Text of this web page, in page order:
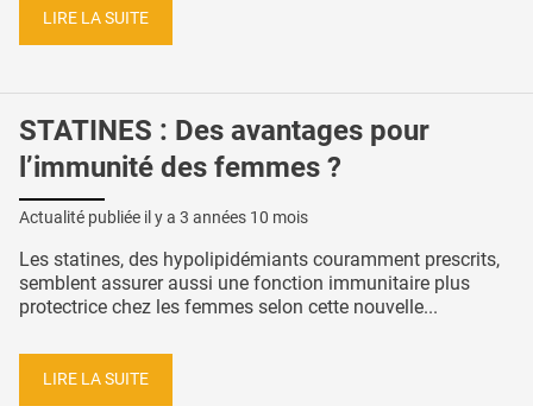
LIRE LA SUITE
STATINES : Des avantages pour
l’immunité des femmes ?
Actualité publiée il y a 3 années 10 mois
Les statines, des hypolipidémiants couramment prescrits,
semblent assurer aussi une fonction immunitaire plus
protectrice chez les femmes selon cette nouvelle...
LIRE LA SUITE